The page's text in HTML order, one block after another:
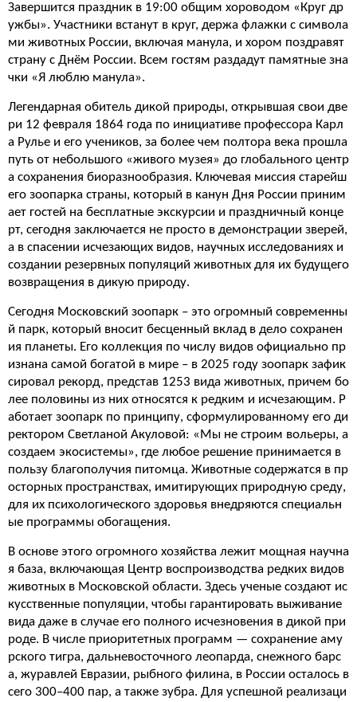
Завершится праздник в 19:00 общим хороводом «Круг др
ужбы». Участники встанут в круг, держа флажки с символа
ми животных России, включая манула, и хором поздравят
страну с Днём России. Всем гостям раздадут памятные зна
чки «Я люблю манула».
Легендарная обитель дикой природы, открывшая свои две
ри 12 февраля 1864 года по инициативе профессора Карл
а Рулье и его учеников, за более чем полтора века прошла
путь от небольшого «живого музея» до глобального центр
а сохранения биоразнообразия. Ключевая миссия старейш
его зоопарка страны, который в канун Дня России приним
ает гостей на бесплатные экскурсии и праздничный конце
рт, сегодня заключается не просто в демонстрации зверей,
а в спасении исчезающих видов, научных исследованиях и
создании резервных популяций животных для их будущего
возвращения в дикую природу.
Сегодня Московский зоопарк – это огромный современны
й парк, который вносит бесценный вклад в дело сохранен
ия планеты. Его коллекция по числу видов официально пр
изнана самой богатой в мире – в 2025 году зоопарк зафик
сировал рекорд, представ 1253 вида животных, причем бо
лее половины из них относятся к редким и исчезающим. Р
аботает зоопарк по принципу, сформулированному его ди
ректором Светланой Акуловой: «Мы не строим вольеры, а
создаем экосистемы», где любое решение принимается в
пользу благополучия питомца. Животные содержатся в пр
осторных пространствах, имитирующих природную среду,
для их психологического здоровья внедряются специальн
ые программы обогащения.
В основе этого огромного хозяйства лежит мощная научна
я база, включающая Центр воспроизводства редких видов
животных в Московской области. Здесь ученые создают ис
кусственные популяции, чтобы гарантировать выживание
вида даже в случае его полного исчезновения в дикой при
роде. В числе приоритетных программ — сохранение аму
рского тигра, дальневосточного леопарда, снежного барс
а, журавлей Евразии, рыбного филина, в России осталось в
сего 300–400 пар, а также зубра. Для успешной реализаци